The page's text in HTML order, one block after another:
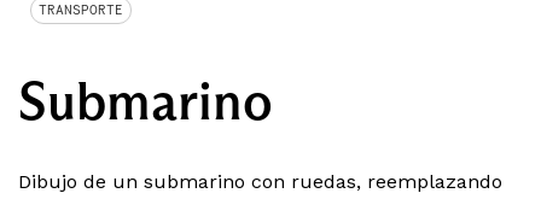
TRANSPORTE
Submarino
Dibujo de un submarino con ruedas, reemplazando